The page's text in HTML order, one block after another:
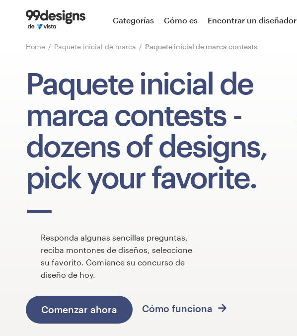
Categorías Cómo es Encontrar un diseñador
Home Paquete inicial de marca Paquete inicial de marca contests
Paquete inicial de
marca contests -
dozens of designs,
pick your favorite.
Responda algunas sencillas preguntas,
reciba montones de diseños, seleccione
su favorito. Comience su concurso de
diseño de hoy.
Comenzar ahora Cómo funciona
Inicio
Explorar categorías
Encontrar un diseñador
Inspiración
99designs Pro
Servicios
diseño
Concursos de diseño
Proyectos 1-1
Descubra la inspiración